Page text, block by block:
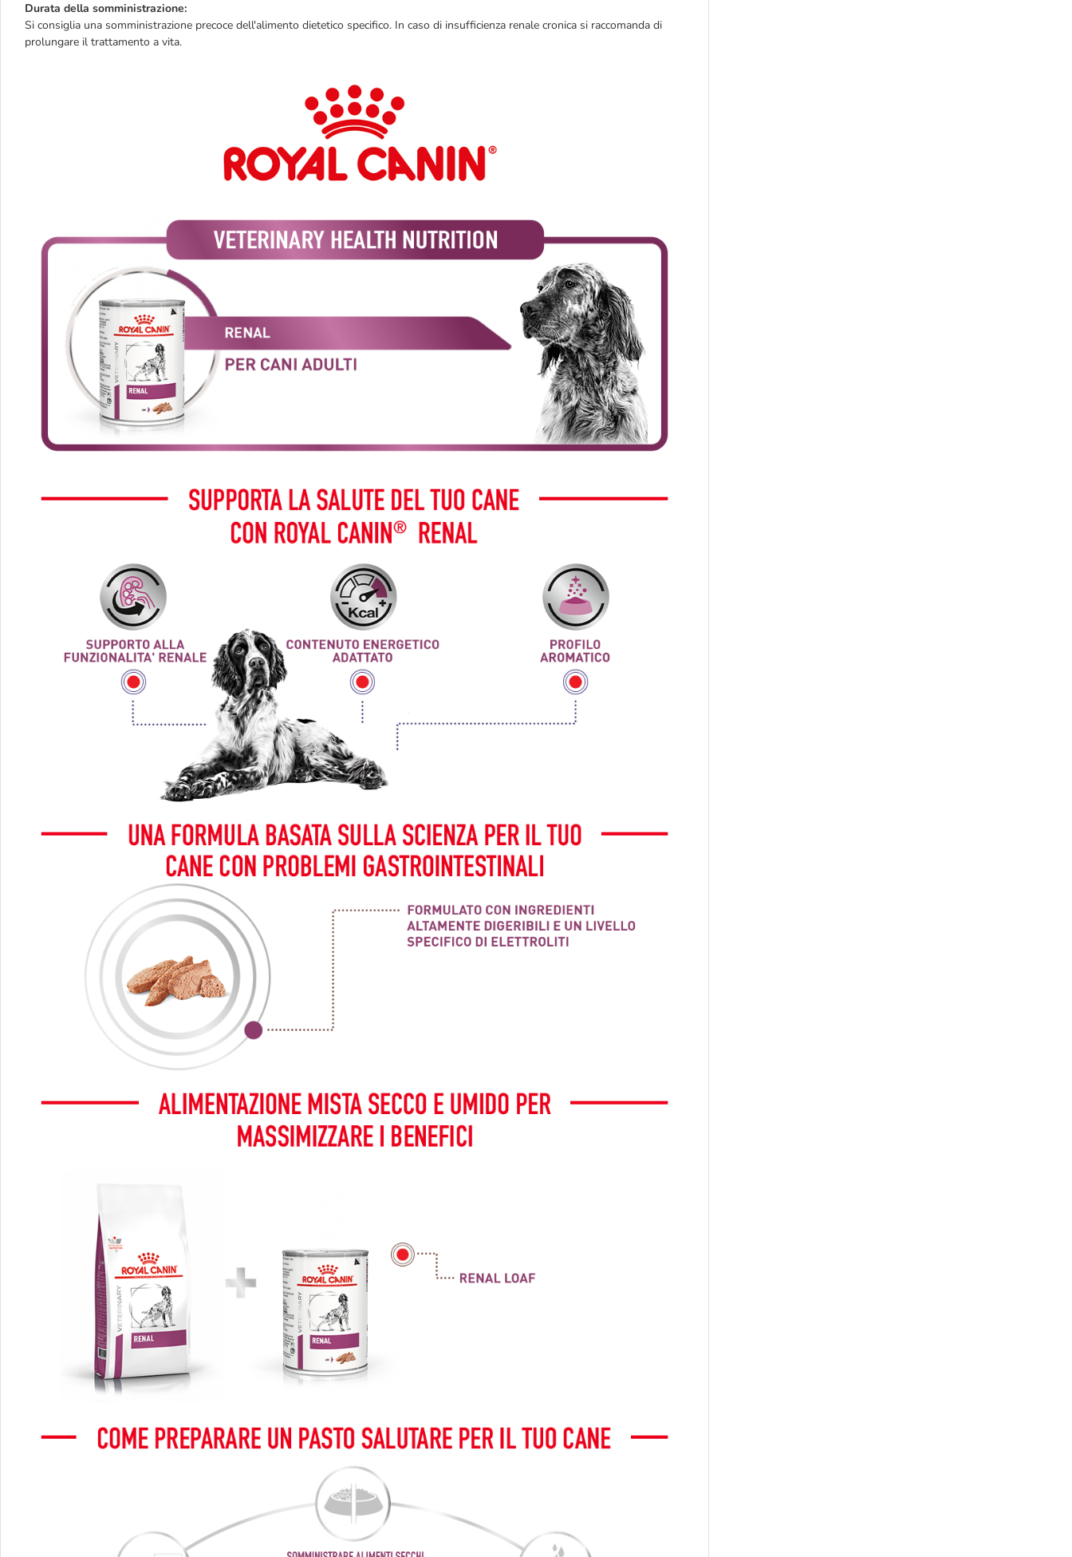
Durata della somministrazione:
Si consiglia una somministrazione precoce dell'alimento dietetico specifico. In caso di insufficienza renale cronica si raccomanda di
prolungare il trattamento a vita.